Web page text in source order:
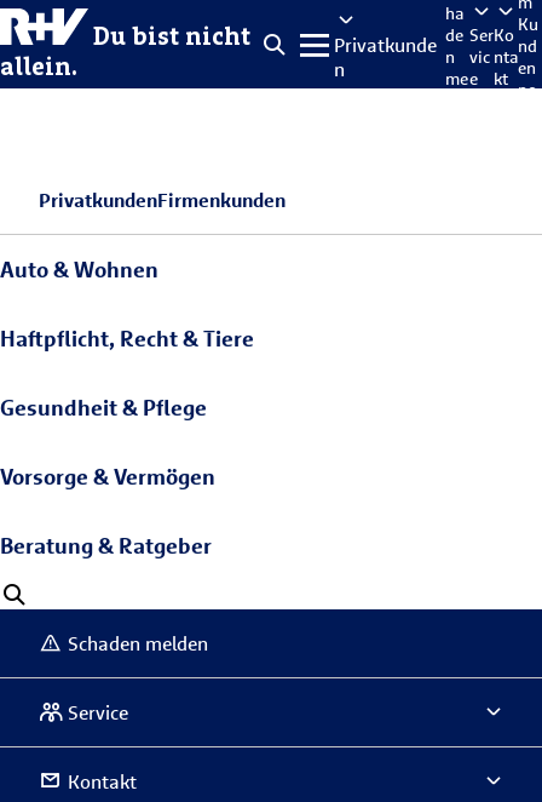
Du bist nicht
allein.
Privatkunde
n
ha
de
n
me
Ser
vic
e
Ko
nta
kt
Ku
nd
en
po
PrivatkundenFirmenkunden
Auto & Wohnen
Haftpflicht, Recht & Tiere
Gesundheit & Pflege
Vorsorge & Vermögen
Beratung & Ratgeber
Schaden melden
Service
Kontakt